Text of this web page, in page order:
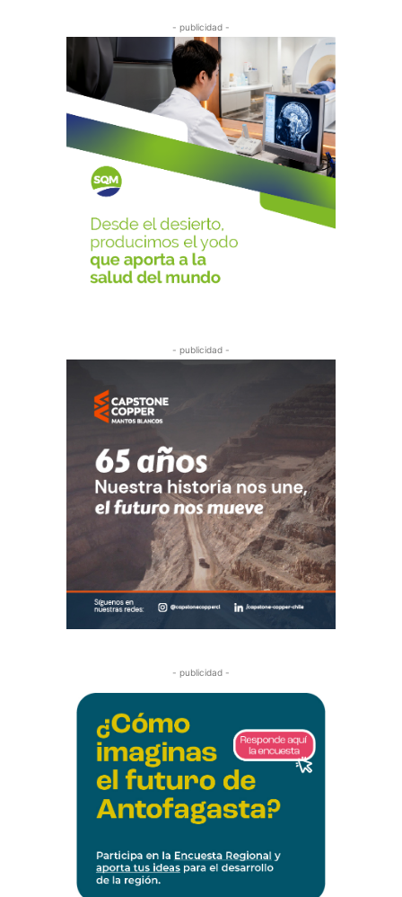
- publicidad -
- publicidad -
- publicidad -